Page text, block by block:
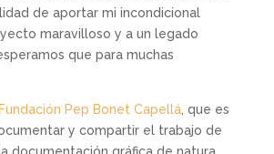
de aportar mi incondicional
maravilloso y a un legado
que para muchas
Fundación Pep Bonet Capellá, que es
y compartir el trabajo de
documentación gráfica de natura